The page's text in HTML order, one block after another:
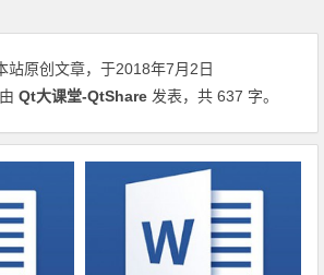
站原创文章，于2018年7月2日
Qt大课堂-QtShare 发表，共 637 字。